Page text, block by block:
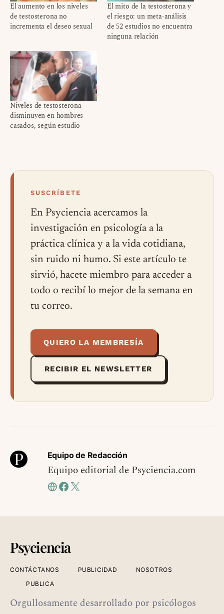
El aumento en los niveles
de testosterona no
incrementa el deseo sexual
El mito de la testosterona y
el riesgo: un meta-análisis
de 52 estudios no encuentra
ninguna relación
Niveles de testosterona
disminuyen en hombres
casados, según estudio
SUSCRÍBETE
En Psyciencia acercamos la
investigación en psicología a la
práctica clínica y a la vida cotidiana,
sin ruido ni humo. Si este artículo te
sirvió, hacete miembro para acceder a
todo o recibí lo mejor de la semana en
tu correo.
QUIERO LA MEMBRESÍA
RECIBIR EL NEWSLETTER
Equipo de Redacción
Equipo editorial de Psyciencia.com
Psyciencia
CONTÁCTANOS PUBLICIDAD
NOSOTROS
PUBLICA
Orgullosamente desarrollado por psicólogos